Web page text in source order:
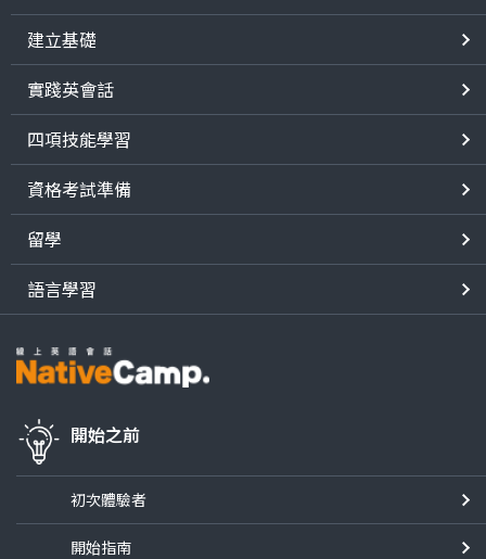
建立基礎
實踐英會話
四項技能學習
資格考試準備
留學
語言學習
開始之前
初次體驗者
開始指南